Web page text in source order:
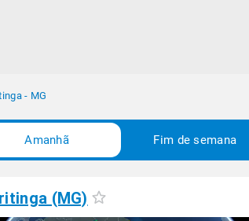
- MG
Amanhã Fim de semana
(MG)